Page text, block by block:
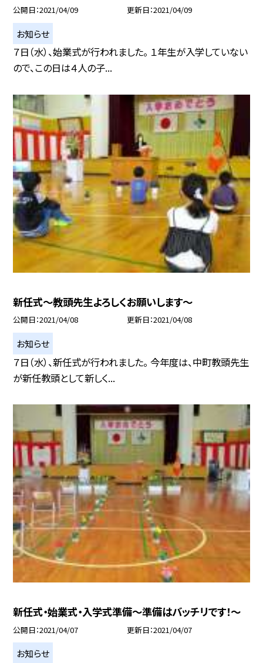
公開日 2021/04/09 更新日 2021/04/09
お知らせ
７日（水）、始業式が行われました。 １年生が入学していない
ので、この日は４人の子...
新任式〜教頭先生よろしくお願いします〜
公開日 2021/04/08 更新日 2021/04/08
お知らせ
７日（水）、新任式が行われました。 今年度は、中町教頭先生
が新任教頭として新しく...
新任式・始業式・入学式準備〜準備はバッチリです！〜
公開日 2021/04/07 更新日 2021/04/07
お知らせ